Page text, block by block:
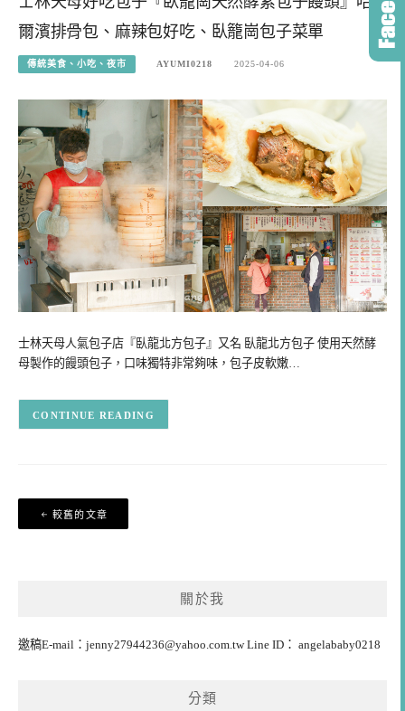
爾濱排骨包、麻辣包好吃、臥籠崗包子菜單
傳統美食、小吃、夜市 AYUMI0218 2025-04-06
士林天母人氣包子店『臥龍北方包子』又名 臥龍北方包子 使用天然酵
母製作的饅頭包子，口味獨特非常夠味，包子皮軟嫩…
CONTINUE READING
章
較舊的文章
關於我
邀稿E-mail： jenny27944236@yahoo.com.twLine ID： angelababy0218
分類